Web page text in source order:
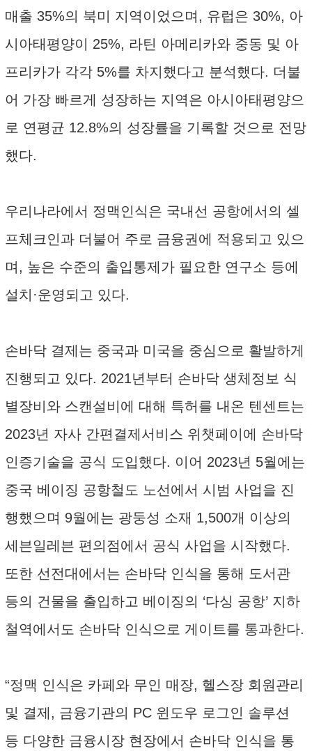
매출 35%의 북미 지역이었으며, 유럽은 30%, 아
시아태평양이 25%, 라틴 아메리카와 중동 및 아
프리카가 각각 5%를 차지했다고 분석했다. 더불
어 가장 빠르게 성장하는 지역은 아시아태평양으
로 연평균 12.8%의 성장률을 기록할 것으로 전망
했다.
우리나라에서 정맥인식은 국내선 공항에서의 셀
프체크인과 더불어 주로 금융권에 적용되고 있으
며, 높은 수준의 출입통제가 필요한 연구소 등에
설치·운영되고 있다.
손바닥 결제는 중국과 미국을 중심으로 활발하게
진행되고 있다. 2021년부터 손바닥 생체정보 식
별장비와 스캔설비에 대해 특허를 내온 텐센트는
2023년 자사 간편결제서비스 위챗페이에 손바닥
인증기술을 공식 도입했다. 이어 2023년 5월에는
중국 베이징 공항철도 노선에서 시범 사업을 진
행했으며 9월에는 광둥성 소재 1,500개 이상의
세븐일레븐 편의점에서 공식 사업을 시작했다.
또한 선전대에서는 손바닥 인식을 통해 도서관
등의 건물을 출입하고 베이징의 ‘다싱 공항’ 지하
철역에서도 손바닥 인식으로 게이트를 통과한다.
“정맥 인식은 카페와 무인 매장, 헬스장 회원관리
및 결제, 금융기관의 PC 윈도우 로그인 솔루션
등 다양한 금융시장 현장에서 손바닥 인식을 통